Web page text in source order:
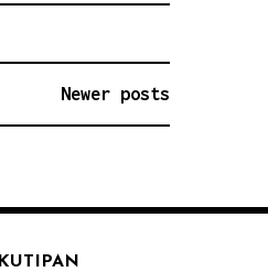
Newer posts